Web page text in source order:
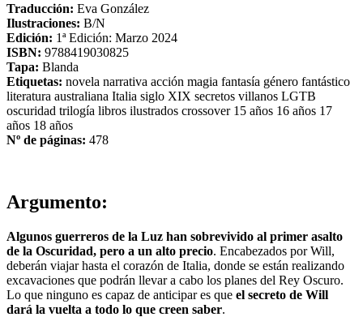
Traducción: Eva González
Ilustraciones: B/N
Edición: 1ª Edición: Marzo 2024
ISBN: 9788419030825
Tapa: Blanda
Etiquetas: novela narrativa acción magia fantasía género fantástico
literatura australiana Italia siglo XIX secretos villanos LGTB
oscuridad trilogía libros ilustrados crossover 15 años 16 años 17
años 18 años
Nº de páginas: 478
Argumento:
Algunos guerreros de la Luz han sobrevivido al primer asalto
de la Oscuridad, pero a un alto precio. Encabezados por Will,
deberán viajar hasta el corazón de Italia, donde se están realizando
excavaciones que podrán llevar a cabo los planes del Rey Oscuro.
Lo que ninguno es capaz de anticipar es que el secreto de Will
dará la vuelta a todo lo que creen saber.